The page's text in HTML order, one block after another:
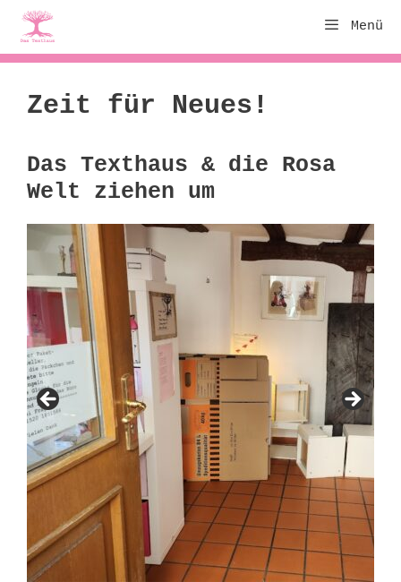
Zum
Inhalt
springen
Menü
Zeit für Neues!
Das Texthaus & die Rosa
Welt ziehen um